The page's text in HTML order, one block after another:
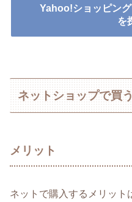
Yahoo!ショッピング
を
ネットショップで買
メリット
ネットで購入するメリット